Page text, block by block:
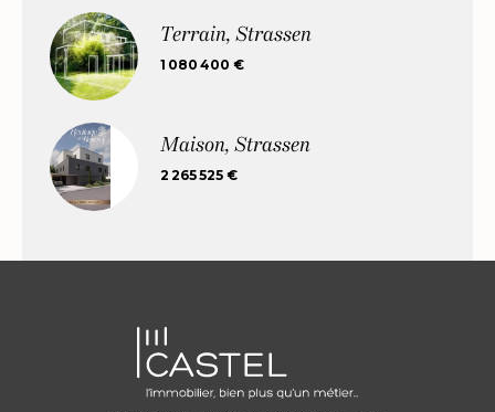
Terrain, Strassen
1 080 400 €
Maison, Strassen
2 265 525 €